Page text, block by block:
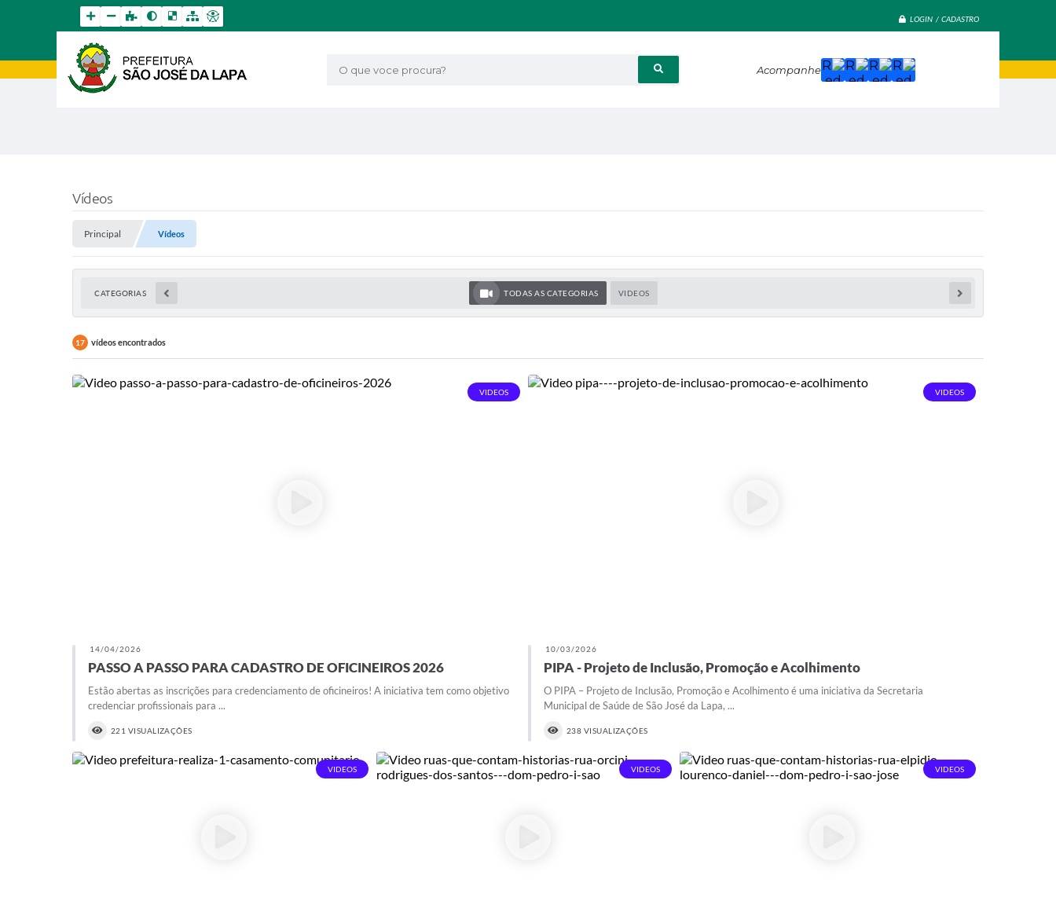
LOGIN / CADASTRO
O que voce procura? Acompanhe
Vídeos
Principal Vídeos
CATEGORIAS TODAS AS CATEGORIAS VIDEOS
17 vídeos encontrados
VIDEOS
14/04/2026
PASSO A PASSO PARA CADASTRO DE OFICINEIROS 2026
Estão abertas as inscrições para credenciamento de oficineiros! A iniciativa tem como objetivo
credenciar profissionais para ...
221 VISUALIZAÇÕES
VIDEOS
10/03/2026
PIPA - Projeto de Inclusão, Promoção e Acolhimento
O PIPA – Projeto de Inclusão, Promoção e Acolhimento é uma iniciativa da Secretaria
Municipal de Saúde de São José da Lapa, ...
238 VISUALIZAÇÕES
VIDEOS VIDEOS VIDEOS